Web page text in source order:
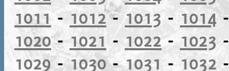
1011 - 1012-1013- 1014
1020-1021 - 1022-1023
1029-1030-1031 -1032